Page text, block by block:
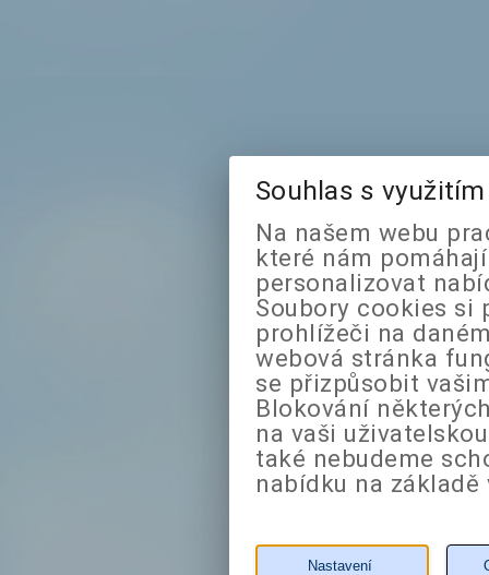
Souhlas s
Na našem webu
které nám
personalizovat
Soubory cookies si
prohlížeči na
webová stránka
se přizpůsobit
Blokování
na vaši
také nebudeme
nabídku na
Nastavení